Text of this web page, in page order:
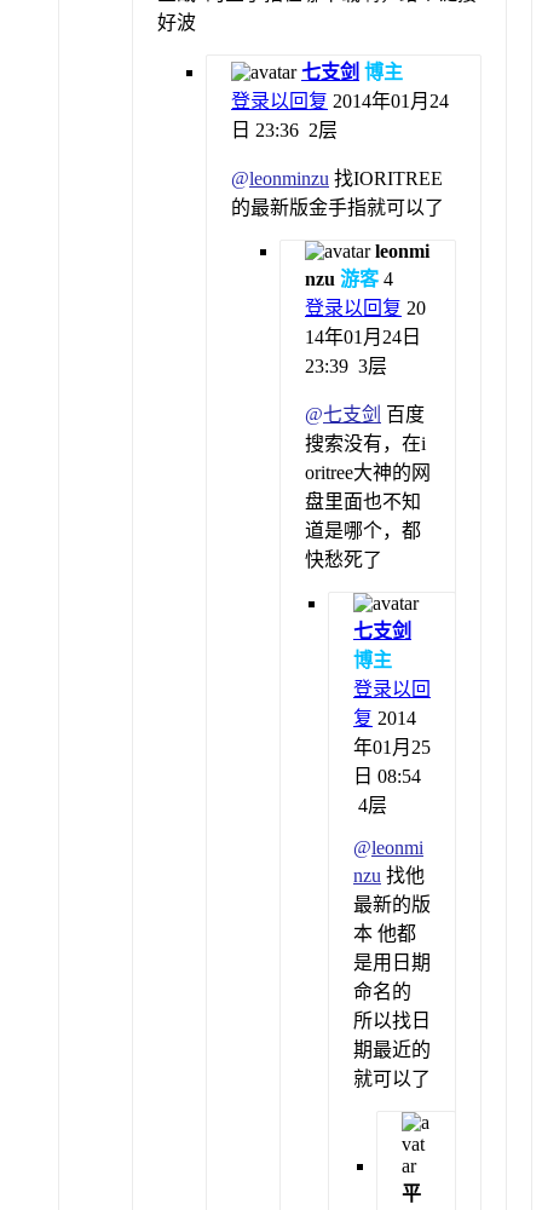
好波
七支剑 博主
登录以回复 2014年01月24
日 23:36 2层
@leonminzu 找IORITREE
的最新版金手指就可以了
leonmi
nzu 游客 4
登录以回复 20
14年01月24日
23:39 3层
@七支剑 百度
搜索没有，在i
oritree大神的网
盘里面也不知
道是哪个，都
快愁死了
七支剑
博主
登录以回
复 2014
年01月25
日 08:54
4层
@leonmi
nzu 找他
最新的版
本 他都
是用日期
命名的
所以找日
期最近的
就可以了
平